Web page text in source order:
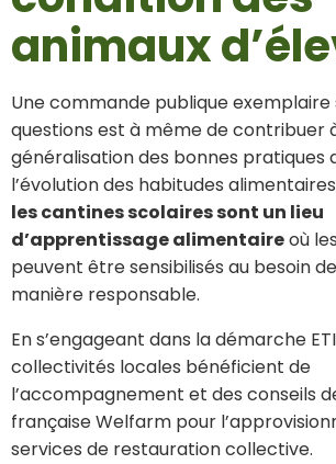
animaux
Une commande publique exemplaire
questions est à même de contribuer
généralisation des bonnes pratiques
l’évolution des habitudes
les cantines scolaires sont un lieu
d’apprentissage alimentaireoù
peuvent être sensibilisés au besoin
manière responsable.
En s’engageant dans la démarche
collectivités locales bénéficient de
l’accompagnement et des conseils
française Welfarm pour
services de restauration collective.